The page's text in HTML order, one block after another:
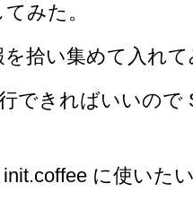
みた。
拾い集めて入れ
できればいいので
に使いた